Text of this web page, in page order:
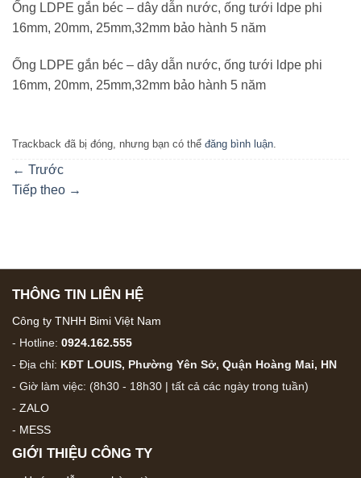
Ống LDPE gắn béc – dây dẫn nước, ống tưới ldpe phi
16mm, 20mm, 25mm,32mm bảo hành 5 năm
Ống LDPE gắn béc – dây dẫn nước, ống tưới ldpe phi
16mm, 20mm, 25mm,32mm bảo hành 5 năm
Trackback đã bị đóng, nhưng bạn có thể đăng bình luận.
← Trước
Tiếp theo →
THÔNG TIN LIÊN HỆ
Công ty TNHH Bimi Việt Nam
- Hotline: 0924.162.555
- Địa chỉ: KĐT LOUIS, Phường Yên Sở, Quận Hoàng Mai, HN
- Giờ làm việc: (8h30 - 18h30 | tất cả các ngày trong tuần)
- ZALO
- MESS
GIỚI THIỆU CÔNG TY